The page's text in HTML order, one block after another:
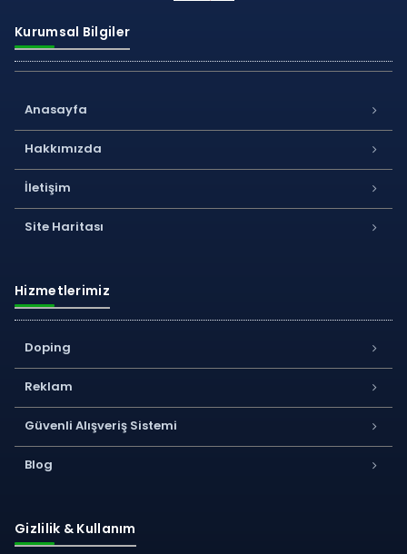
Kurumsal Bilgiler
Anasayfa
Hakkımızda
İletişim
Site Haritası
Hizmetlerimiz
Doping
Reklam
Güvenli Alışveriş Sistemi
Blog
Gizlilik & Kullanım